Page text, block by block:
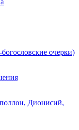
очерки)
Дионисий,